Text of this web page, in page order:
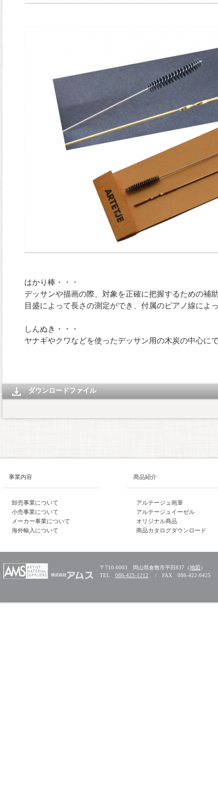
はかり棒・・・
デッサンや描画の際、対象を正確に把握するための補
目盛によって長さの測定ができ、付属のピアノ線によ
しんぬき・・・
ヤナギやクワなどを使ったデッサン用の木炭の中心に
ダウンロードファイル
事業内容
卸売事業について
小売事業について
メーカー事業について
海外輸入について
商品紹介
アルテージュ画筆
アルテージュイーゼル
オリジナル商品
商品カタログダウンロード
〒710-0003 岡山県倉敷市平田837（地図 ）
TEL 086-425-1212 / FAX 086-422-6425